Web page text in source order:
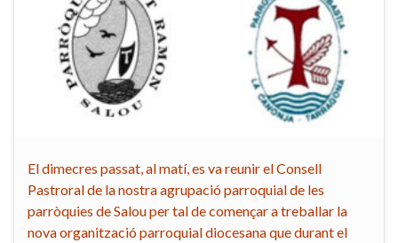
El dimecres passat, al matí, es va reunir el Consell
Pastroral de la nostra agrupació parroquial de les
parròquies de Salou per tal de començar a treballar la
nova organització parroquial diocesana que durant el